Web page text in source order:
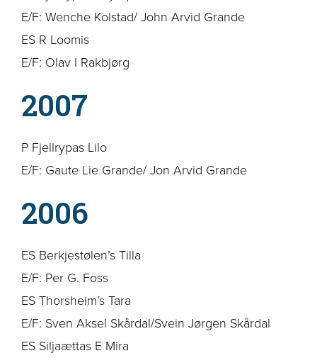
E/F: Wenche Kolstad/ John Arvid Grande
ES R Loomis
E/F: Olav I Rakbjørg
2007
P Fjellrypas Lilo
E/F: Gaute Lie Grande/ Jon Arvid Grande
2006
ES Berkjestølen’s Tilla
E/F: Per G. Foss
ES Thorsheim’s Tara
E/F: Sven Aksel Skårdal/Svein Jørgen Skårdal
ES Siljaættas E Mira